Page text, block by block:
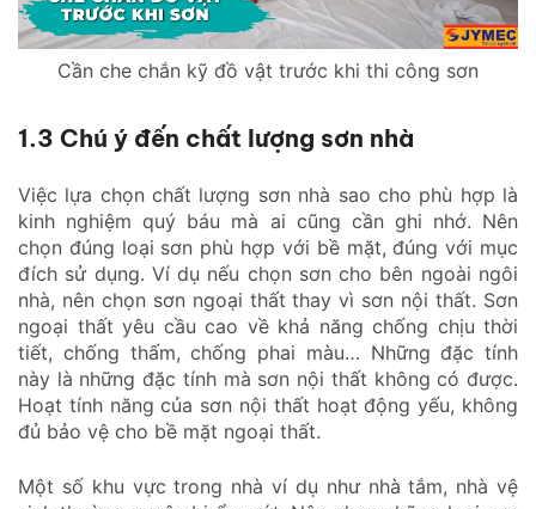
Cần che chắn kỹ đồ vật trước khi thi công sơn
1.3 Chú ý đến chất lượng sơn nhà
Việc lựa chọn chất lượng sơn nhà sao cho phù hợp là
kinh nghiệm quý báu mà ai cũng cần ghi nhớ. Nên
chọn đúng loại sơn phù hợp với bề mặt, đúng với mục
đích sử dụng. Ví dụ nếu chọn sơn cho bên ngoài ngôi
nhà, nên chọn sơn ngoại thất thay vì sơn nội thất. Sơn
ngoại thất yêu cầu cao về khả năng chống chịu thời
tiết, chống thấm, chống phai màu… Những đặc tính
này là những đặc tính mà sơn nội thất không có được.
Hoạt tính năng của sơn nội thất hoạt động yếu, không
đủ bảo vệ cho bề mặt ngoại thất.
Một số khu vực trong nhà ví dụ như nhà tắm, nhà vệ